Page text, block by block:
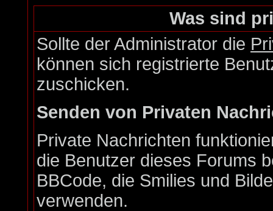
Was sind
Sollte der Administrator die
können sich registrierte
zuschicken.
Senden von Privaten
Private Nachrichten
die Benutzer dieses Forums
BBCode, die Smilies und
verwenden.